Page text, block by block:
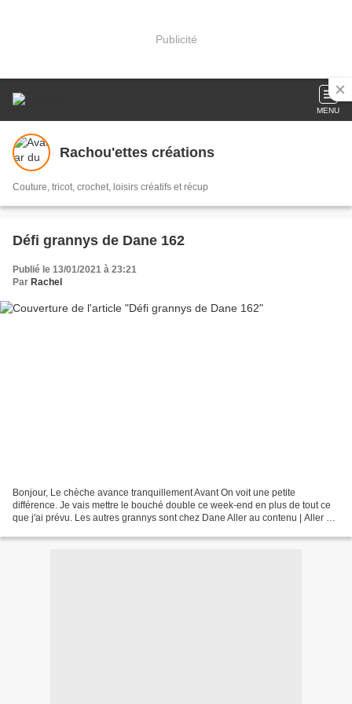
Publicité
MENU
Rachou'ettes créations
Couture, tricot, crochet, loisirs créatifs et récup
Défi grannys de Dane 162
Publié le 13/01/2021 à 23:21
Par Rachel
Bonjour, Le chèche avance tranquillement Avant On voit une petite
différence. Je vais mettre le bouché double ce week-end en plus de tout ce
que j'ai prévu. Les autres grannys sont chez Dane Aller au contenu | Aller au